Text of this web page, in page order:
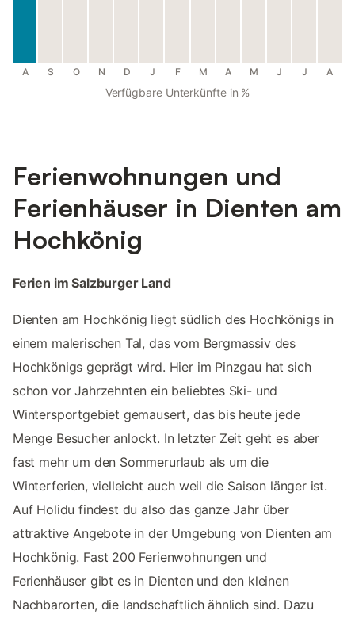
A S O N D J F M A M J J A
Verfügbare Unterkünfte in %
Ferienwohnungen und
Ferienhäuser in Dienten am
Hochkönig
Ferien im Salzburger Land
Dienten am Hochkönig liegt südlich des Hochkönigs in
einem malerischen Tal, das vom Bergmassiv des
Hochkönigs geprägt wird. Hier im Pinzgau hat sich
schon vor Jahrzehnten ein beliebtes Ski- und
Wintersportgebiet gemausert, das bis heute jede
Menge Besucher anlockt. In letzter Zeit geht es aber
fast mehr um den Sommerurlaub als um die
Winterferien, vielleicht auch weil die Saison länger ist.
Auf Holidu findest du also das ganze Jahr über
attraktive Angebote in der Umgebung von Dienten am
Hochkönig. Fast 200 Ferienwohnungen und
Ferienhäuser gibt es in Dienten und den kleinen
Nachbarorten, die landschaftlich ähnlich sind. Dazu